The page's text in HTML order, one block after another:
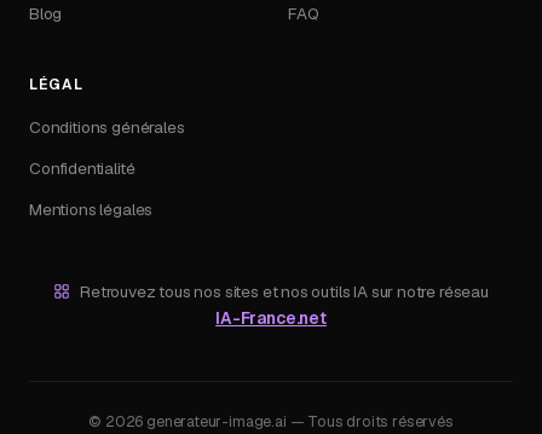
Blog
FAQ
LÉGAL
Conditions générales
Confidentialité
Mentions légales
Retrouvez tous nos sites et nos outils IA sur notre réseau
IA-France.net
© 2026 generateur-image.ai — Tous droits réservés